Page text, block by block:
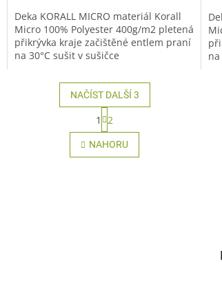
Deka KORALL MICRO materiál Korall
Micro 100% Polyester 400g/m2 pletená
přikrývka kraje začištěné entlem praní
na 30°C sušit v sušičce
nedoporučujeme...
O
v
l
NAČÍST DALŠÍ 3
t
r
á
n
1 2
NAHORU